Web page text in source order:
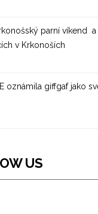
parní víkend a
v Krkonoších
oznámila giffgaf jako
US